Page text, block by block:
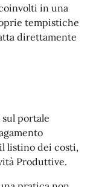
in una
tempistiche
direttamente
portale
listino dei costi,
Produttive.